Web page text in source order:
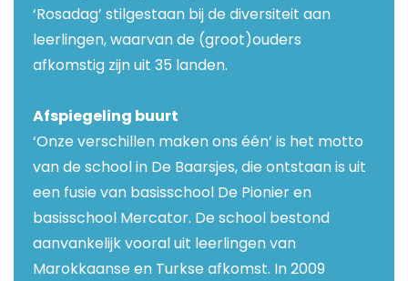
‘Rosadag’ stilgestaan bij de diversiteit aan
leerlingen, waarvan de (groot)ouders
afkomstig zijn uit 35 landen.
Afspiegeling buurt
‘Onze verschillen maken ons één’ is het motto
van de school in De Baarsjes, die ontstaan is uit
een fusie van basisschool De Pionier en
basisschool Mercator. De school bestond
aanvankelijk vooral uit leerlingen van
Marokkaanse en Turkse afkomst. In 2009